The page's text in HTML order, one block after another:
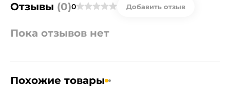
Отзывы (0)0 Добавить отзыв
Пока отзывов нет
Похожие товары